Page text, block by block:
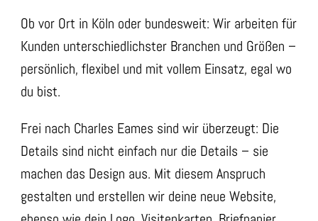
Ob vor Ort in Köln oder bundesweit: Wir arbeiten für
Kunden unterschiedlichster Branchen und Größen –
persönlich, flexibel und mit vollem Einsatz, egal wo
du bist.
Frei nach Charles Eames sind wir überzeugt: Die
Details sind nicht einfach nur die Details – sie
machen das Design aus. Mit diesem Anspruch
gestalten und erstellen wir deine neue Website,